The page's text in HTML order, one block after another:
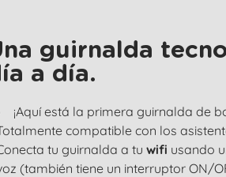
guirnalda
a día.
¡Aquí está la primera guirnalda de
compatible con los
tu guirnalda a tuwifi usando
(también tiene un interruptor ON/